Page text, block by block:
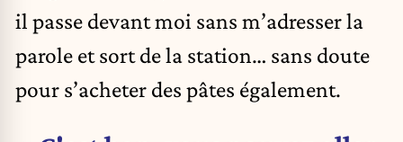
il passe devant moi sans m’adresser la
parole et sort de la station… sans doute
pour s’acheter des pâtes également.